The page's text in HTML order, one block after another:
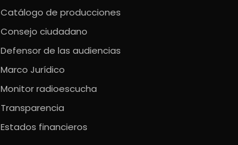
Catálogo de producciones
Consejo ciudadano
Defensor de las audiencias
Marco Jurídico
Monitor radioescucha
Transparencia
Estados financieros